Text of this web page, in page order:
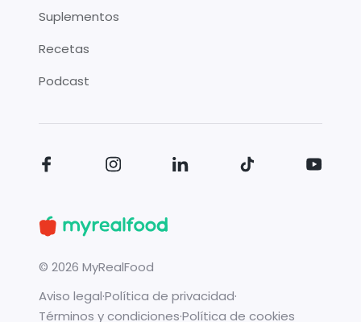
Suplementos
Recetas
Podcast
© 2026 MyRealFood
Aviso legal·Política de privacidad·
Términos y condiciones·Política de cookies